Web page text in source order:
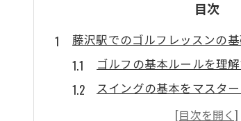
目次
藤沢駅でのゴルフレッスンの
ゴルフの基本ルールを理
スイングの基本をマスタ
グリップの重要性と基本の